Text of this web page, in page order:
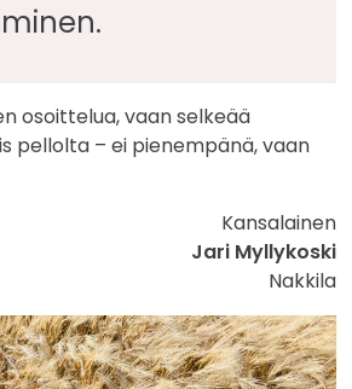
osoittelua, vaan selkeää
pellolta – ei pienempänä, vaan
Kansalainen
Jari Myllykoski
Nakkila